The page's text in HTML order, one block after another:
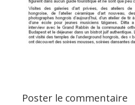
Poster le commentaire